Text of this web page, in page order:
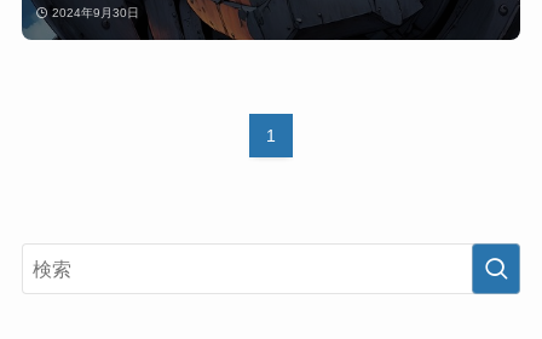
2024年9月30日
1